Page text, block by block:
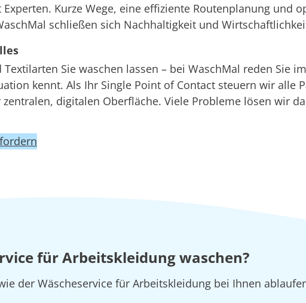
Kurze Wege, eine effiziente Routenplanung und
schließen sich Nachhaltigkeit und
Textilarten Sie waschen lassen – bei WaschMal reden Sie
kennt. Als Ihr Single Point of Contact steuern wir alle
digitalen Oberfläche. Viele Probleme lösen wir
für Arbeitskleidung waschen?
der Wäscheservice für Arbeitskleidung bei Ihnen